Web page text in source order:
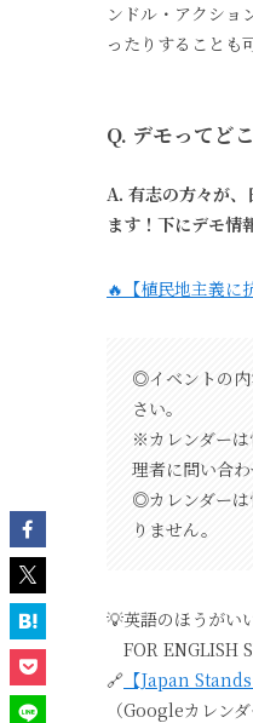
ンドル・アクショ
ったりすることも
Q. デモってど
A. 有志の方々が
ます！下にデモ情
🔥【植民地主義に
◎イベントの内
さい。
※カレンダーは
理者に問い合
◎カレンダーは
りません。
💡英語のほうがい
FOR ENGLISH
🔗 【Japan
（Googleカレン